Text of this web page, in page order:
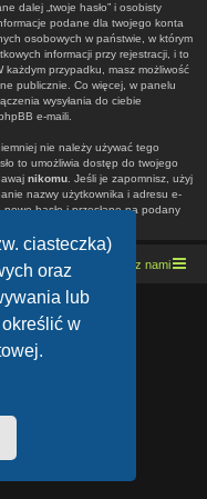
ciasteczka)
oraz
lub
w
dalej „twoje hasło” i osobisty
podane dla twojego konta
osobowych w państwie, w którym
informacji przy rejestracji, i to
przypadku, masz możliwość
publicznie. Co więcej, w panelu
wysyłania do ciebie
e-maili.
nie należy używać tego
to umożliwia dostęp do twojego
nikomu . Jeśli je zapomnisz, użyj
nazwy użytkownika i adresu e-
hasło i przesłane na podany
Kontakt z nami
© phpBB Limited